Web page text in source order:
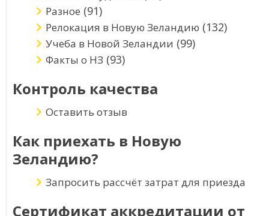
Разное (91)
Релокация в Новую Зеландию (132)
Учеба в Новой Зеландии (99)
Факты о НЗ (93)
Контроль качества
Оставить отзыв
Как приехать в Новую
Зеландию?
Запросить рассчёт затрат для приезда
Сертификат аккредитации от